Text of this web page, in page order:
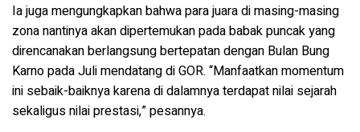
Ia juga mengungkapkan bahwa para juara di masing-masing
zona nantinya akan dipertemukan pada babak puncak yang
direncanakan berlangsung bertepatan dengan Bulan Bung
Karno pada Juli mendatang di GOR. “Manfaatkan momentum
ini sebaik-baiknya karena di dalamnya terdapat nilai sejarah
sekaligus nilai prestasi,” pesannya.